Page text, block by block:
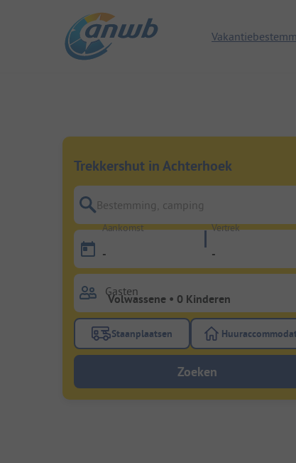
Trekkershut in Achterhoek
Bestemming, camping
Aankomst
-
Vertrek
-
Gasten
Gebruik de filterknop staanplaatsen
Staanplaatsen Gebruik
Zoeken